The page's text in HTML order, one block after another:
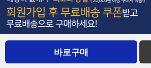
바로구매